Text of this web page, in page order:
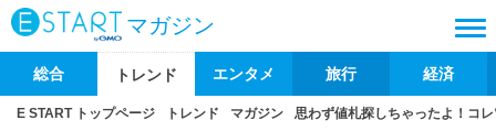
マガジン
総合 トレンド エンタメ 旅行 経済
E START トップページ トレンド マガジン 思わず値札探しちゃったよ！コ